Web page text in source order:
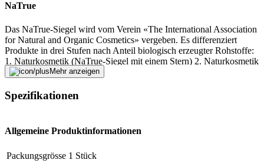
NaTrue
Das NaTrue-Siegel wird vom Verein «The International Association
for Natural and Organic Cosmetics» vergeben. Es differenziert
Produkte in drei Stufen nach Anteil biologisch erzeugter Rohstoffe:
1. Naturkosmetik (NaTrue-Siegel mit einem Stern) 2. Naturkosmetik
mit Bioanteil (NaTrue-Siegel mit zwei Sternen) 3. Biokosmetik
Verbrauchern zu erkennen, dass die Kosmetika überwiegend aus
Stoffen botanischen, anorganisch-mineralischen oder tierischen
Verpackungsmaterial auf das mögliche Minimum reduziert werden.
Mehr anzeigen
Spezifikationen
Allgemeine Produktinformationen
Packungsgrösse 1 Stück